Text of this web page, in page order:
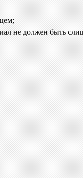
не должен быть